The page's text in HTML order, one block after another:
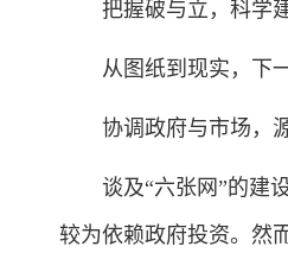
把握破与立，科学建
从图纸到现实，下一
协调政府与市场，源
谈及“六张网”的建设
较为依赖政府投资。然